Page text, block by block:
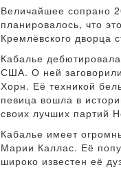
Величайшее сопрано
планировалось, что
Кремлёвского дворца
Кабалье
США. О ней
Хорн. Её техникой
певица вошла в
своих лучших партий
Кабалье имеет
Марии Каллас. Её
широко известен её